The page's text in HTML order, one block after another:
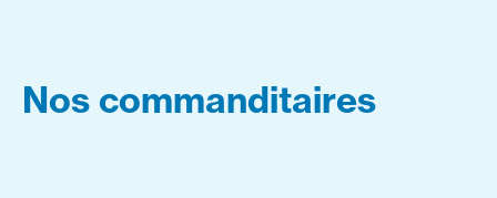
Nos commanditaires